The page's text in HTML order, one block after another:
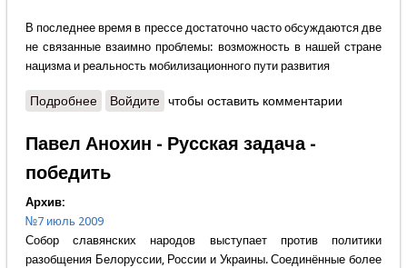
В последнее время в прессе достаточно часто обсуждаются две
не связанные взаимно проблемы: возможность в нашей стране
нацизма и реальность мобилизационного пути развития
Подробнеео Борис Виноградов - Опасности мнимые и
Войдите чтобы оставить комментарии
Павел Анохин - Русская задача -
победить
Архив:
№7 июль 2009
Собор славянских народов выступает против политики
разобщения Белоруссии, России и Украины. Соединённые более